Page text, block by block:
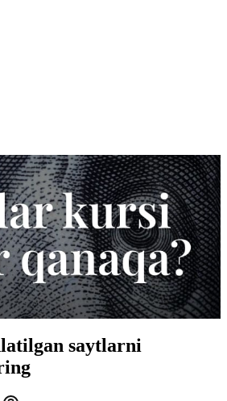
saytlarni